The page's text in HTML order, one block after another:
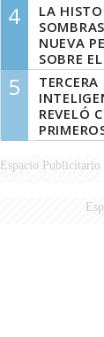
4
LA
NUEVA
SOBRE
QUE
MARIDO
5
REVELÓ
Espacio Publicitario